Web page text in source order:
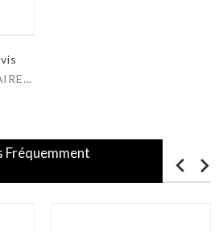
Fréquemment